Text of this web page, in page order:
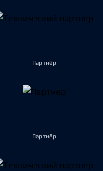
Партнёр
Партнёр